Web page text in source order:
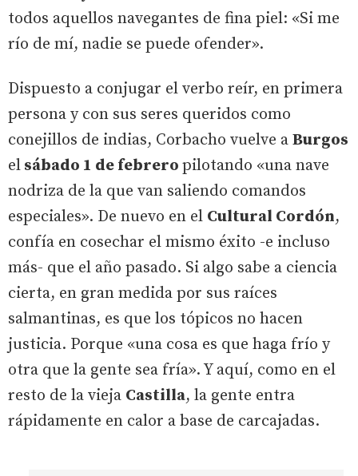
todos aquellos navegantes de fina piel: «Si me
río de mí, nadie se puede ofender».
Dispuesto a conjugar el verbo reír, en primera
persona y con sus seres queridos como
conejillos de indias, Corbacho vuelve a Burgos
el sábado 1 de febrero pilotando «una nave
nodriza de la que van saliendo comandos
especiales». De nuevo en el Cultural Cordón,
confía en cosechar el mismo éxito -e incluso
más- que el año pasado. Si algo sabe a ciencia
cierta, en gran medida por sus raíces
salmantinas, es que los tópicos no hacen
justicia. Porque «una cosa es que haga frío y
otra que la gente sea fría». Y aquí, como en el
resto de la vieja Castilla, la gente entra
rápidamente en calor a base de carcajadas.